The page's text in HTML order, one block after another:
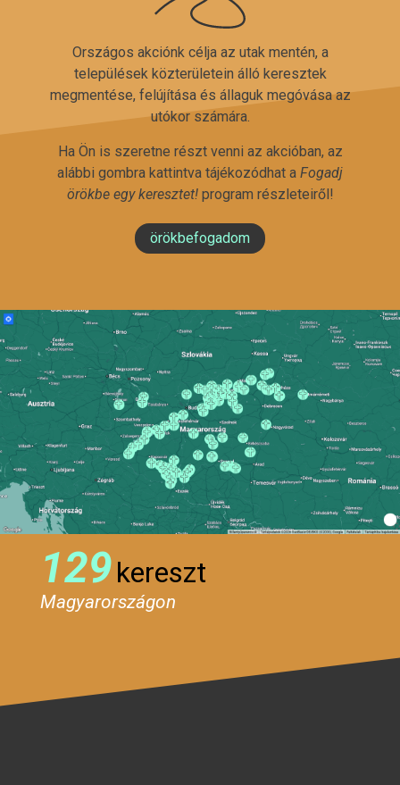
Országos akciónk célja az utak mentén, a
települések közterületein álló keresztek
megmentése, felújítása és állaguk megóvása az
utókor számára.
Ha Ön is szeretne részt venni az akcióban, az
alábbi gombra kattintva tájékozódhat a Fogadj
örökbe egy keresztet!program részleteiről!
örökbefogadom
129kereszt
Magyarországon